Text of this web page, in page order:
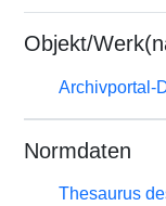
Objekt/
Archivportal-
Normdaten
Thesaurus